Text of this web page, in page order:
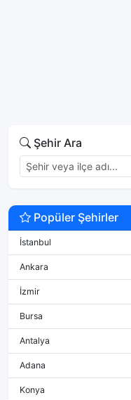
Şehir Ara
Popüler Şehirler
İstanbul
Ankara
İzmir
Bursa
Antalya
Adana
Konya